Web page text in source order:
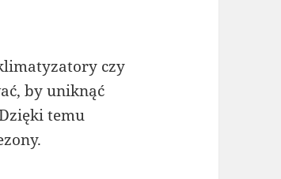
czy
by uniknąć
temu